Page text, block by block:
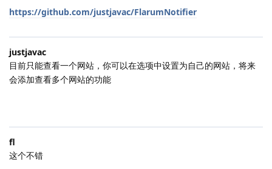
https://github.com/justjavac/FlarumNotifier
justjavac
目前只能查看一个网站，你可以在选项中设置为自己的网站，将来
会添加查看多个网站的功能
fl
这个不错